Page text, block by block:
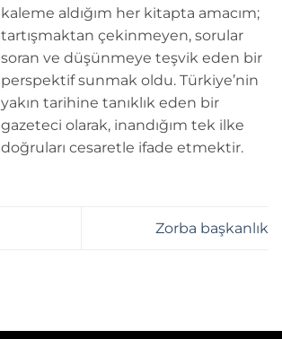
kaleme aldığım her kitapta amacım;
tartışmaktan çekinmeyen, sorular
soran ve düşünmeye teşvik eden bir
perspektif sunmak oldu. Türkiye’nin
yakın tarihine tanıklık eden bir
gazeteci olarak, inandığım tek ilke
doğruları cesaretle ifade etmektir.
Zorba başkanlık